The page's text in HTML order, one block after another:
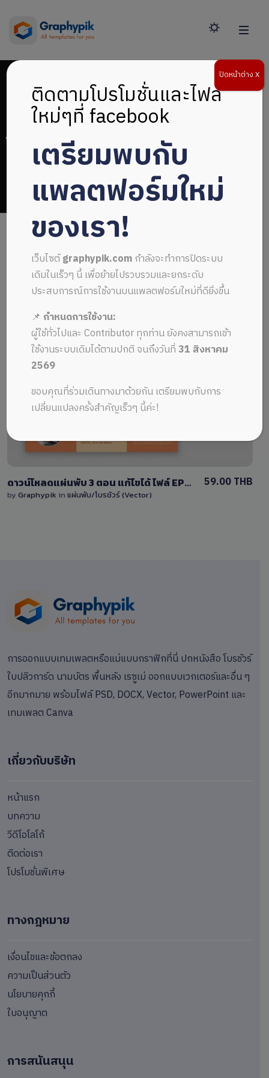
ไพล์แม่แบบแผ่นพับ
ALL MUSIC FROM ไพล์แม่แบบแผ่นพับ
2 Sales
ดาวน์โหลดแผ่นพับ 3 ตอน แก้ไขได้ ไฟล์ EPS (Vector) ครบชุด หน้า-หลัง
by Graphypik in แผ่นพับ/โบรชัวร์ (Vector)
59.00 THB
การออกแบบเทมเพลตหรือแม่แบบกราฟิกที่นี่ ปกหนังสือ โบรชัวร์
ใบปลิวการ์ด นามบัตร พื้นหลัง เรซูเม่ ออกแบบเวกเตอร์และอื่น ๆ
อีกมากมาย พร้อมไฟล์ PSD, DOCX, Vector, PowerPoint และ
เทมเพลต Canva
เกี่ยวกับบริษัท
หน้าแรก
บทความ
วีดีโอโลโก้
ติดต่อเรา
โปรโมชั่นพิเศษ
ทางกฎหมาย
เงื่อนไขและข้อตกลง
ความเป็นส่วนตัว
นโยบายคุกกี้
ใบอนุญาต
การสนันสนุน
ติดตามโปรโมชั่นและไฟล์
ใหม่ๆที่ facebook
เตรียมพบกับ
แพลตฟอร์มใหม่
ของเรา!
เว็บไซต์graphypik.comกำลังจะทำการปิดระบบ
เดิมในเร็วๆ นี้ เพื่อย้ายไปรวบรวมและยกระดับ
ประสบการณ์การใช้งานบนแพลตฟอร์มใหม่ที่ดียิ่งขึ้น
📌กำหนดการใช้งาน:
ผู้ใช้ทั่วไปและ Contributor ทุกท่าน ยังคงสามารถเข้า
ใช้งานระบบเดิมได้ตามปกติ จนถึงวันที่ 31 สิงหาคม
2569
ขอบคุณที่ร่วมเดินทางมาด้วยกัน เตรียมพบกับการ
เปลี่ยนแปลงครั้งสำคัญเร็วๆ นี้ค่ะ!
ปิดหน้าต่าง X